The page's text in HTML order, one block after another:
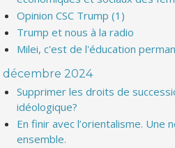
Opinion CSC Trump (1)
Trump et nous à la radio
Milei, c'est de l'éducation
décembre 2024
Supprimer les droits de
idéologique?
En finir avec l’orientalisme. Une
ensemble.